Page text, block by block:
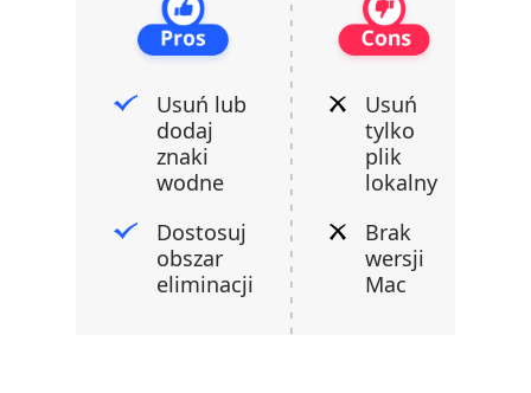
Usuń lub
dodaj
znaki
wodne
Dostosuj
obszar
eliminacji
Usuń
tylko
plik
lokalny
Brak
wersji
Mac